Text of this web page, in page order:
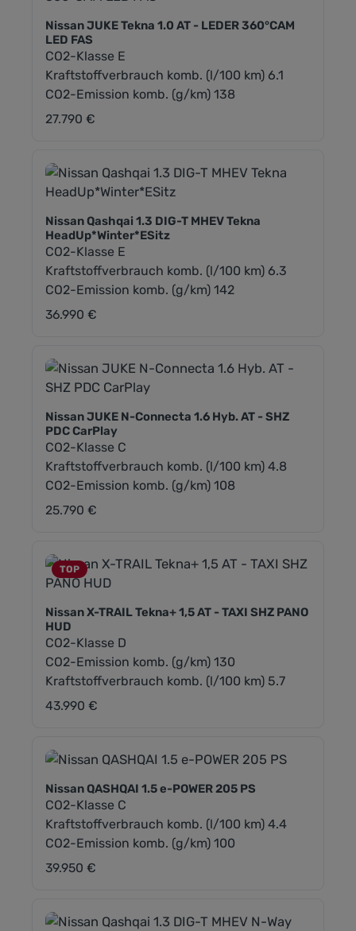
Nissan JUKE Tekna 1.0 AT - LEDER 360°CAM
LED FAS
CO2-Klasse E
Kraftstoffverbrauch komb. (l/100 km) 6.1
CO2-Emission komb. (g/km) 138
Regulärer Preis:
27.790 €
Nissan Qashqai 1.3 DIG-T MHEV Tekna
HeadUp*Winter*ESitz
CO2-Klasse E
Kraftstoffverbrauch komb. (l/100 km) 6.3
CO2-Emission komb. (g/km) 142
Regulärer Preis:
36.990 €
Nissan JUKE N-Connecta 1.6 Hyb. AT - SHZ
PDC CarPlay
CO2-Klasse C
Kraftstoffverbrauch komb. (l/100 km) 4.8
CO2-Emission komb. (g/km) 108
Regulärer Preis:
25.790 €
TOP
Nissan X-TRAIL Tekna+ 1,5 AT - TAXI SHZ PANO
HUD
CO2-Klasse D
CO2-Emission komb. (g/km) 130
Kraftstoffverbrauch komb. (l/100 km) 5.7
Regulärer Preis:
43.990 €
Nissan QASHQAI 1.5 e-POWER 205 PS
CO2-Klasse C
Kraftstoffverbrauch komb. (l/100 km) 4.4
CO2-Emission komb. (g/km) 100
Regulärer Preis:
39.950 €